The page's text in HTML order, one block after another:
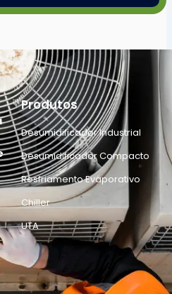
Produtos
Desumidificador Industrial
Desumidificador Compacto
Resfriamento Evaporativo
Chiller
UTA